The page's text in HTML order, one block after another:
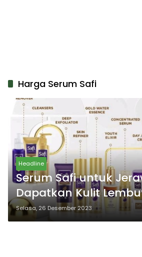
Harga Serum Safi
Headline
Serum Safi untuk
Dapatkan Kulit
Bersinar
Selasa, 26 Desember 2023